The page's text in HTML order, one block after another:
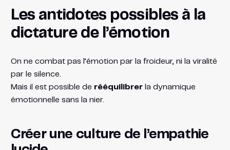
Les antidotes possibles à la
dictature de l’émotion
On ne combat pas l’émotion par la froideur, ni la viralité
par le silence.
Mais il est possible de rééquilibrerla dynamique
émotionnelle sans la nier.
Créer une culture de l’empathie